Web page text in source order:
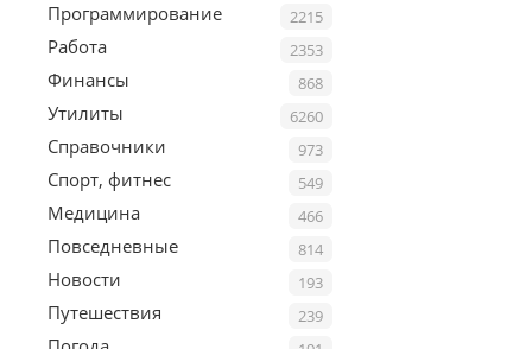
2215
Программирование
2353
Работа
868
Финансы
6260
Утилиты
973
Справочники
549
Спорт, фитнес
466
Медицина
814
Повседневные
193
Новости
239
Путешествия